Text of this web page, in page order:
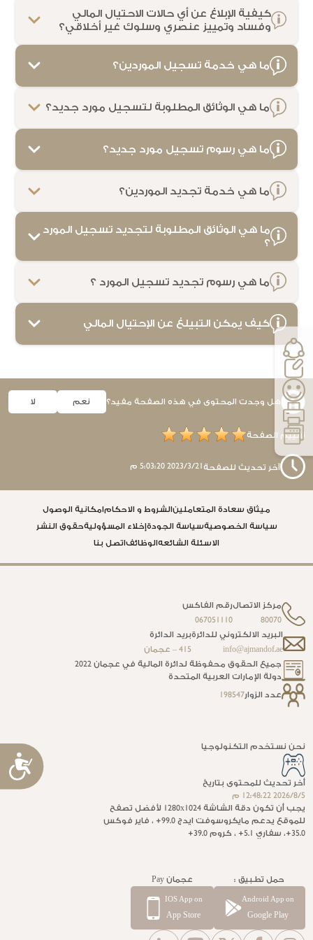
كيفية الإبلاغ عن أي حالات الاحتيال المالي
وفساد وتمييز عنصري وسلوك غير أخلاقي؟
ما هي خدمة تسجيل الموردين؟
ما هي الوثائق المطلوبة لتسجيل مورد جديد؟
ما هي رسوم تسجيل مورد جديد؟
ما هي خدمة تجديد الموردين؟
ما هي الوثائق المطلوبة لتجديد تسجيل المورد
؟
ما هي رسوم تجديد تسجيل المورد ؟
كيف يمكن التبيلغ عن الإحتيال المالي
هل وجدت المحتوى في هذه الصفحة مفيد؟ نعم لا
تقييم الصفحة
آخر تحديث للصفحة 21‏‏/3‏‏/2023 5:03:20 م
ميثاق سعادة المتعاملين الشروط و الاحكام امكانية الوصول
سياسة الخصوصيةسياسة الجودة إخلاء المسؤوليةحقوق النشر
الاسئلة الشائعه الوظائف اتصل بنا
مركز الاتصال
80070
رقم الفاكس
067051110
البريد الالكتروني للدائرة
info@ajmandof.ae
بريد الدائرة
415 – عجمان
جميع الحقوق محفوظة لدائرة المالية في عجمان 2022
دولة الإمارات العربية المتحدة
عدد الزوار198547
نحن نستخدم التكنولوجيا
أخر تحديث للمحتوى بتاريخ
5‏‏/8‏‏/2026 12:48:22 م
يجب أن تكون دقة الشاشة 1280x1024 لأفضل تصفح
للموقع يدعم مايكروسوفت ايدج 99.0+ ، فاير فوكس
35.0+، سفاري 5.1+ ، كروم 39.0+
حمل تطبيق :
Android App on
Google Play
عجمان Pay
IOS App on
App Store